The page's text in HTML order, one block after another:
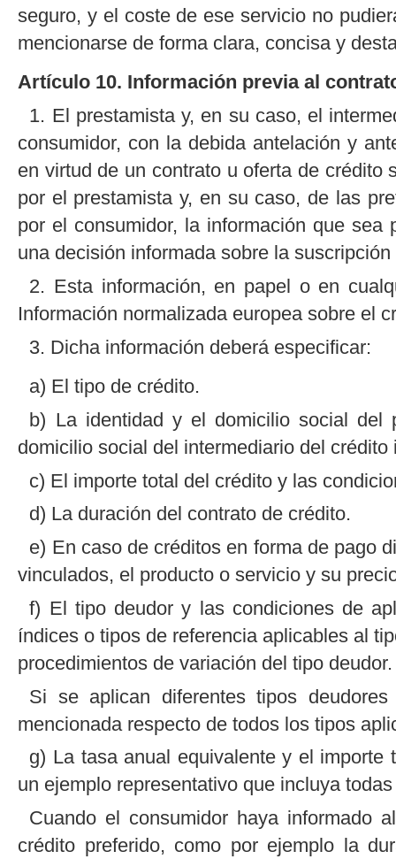
seguro, y el coste de ese servicio no
mencionarse de forma clara, concisa y
Artículo 10. Información previa al
1. El prestamista y, en su caso, el
consumidor, con la debida antelación y
en virtud de un contrato u oferta de
por el prestamista y, en su caso, de las
por el consumidor, la información que
una decisión informada sobre la
2. Esta información, en papel o en
Información normalizada europea sobre el
3. Dicha información deberá especificar:
a) El tipo de crédito.
b) La identidad y el domicilio social
domicilio social del intermediario del crédito
c) El importe total del crédito y las
d) La duración del contrato de crédito.
e) En caso de créditos en forma de pago
vinculados, el producto o servicio y su
f) El tipo deudor y las condiciones de
índices o tipos de referencia aplicables al
procedimientos de variación del tipo deudor.
Si se aplican diferentes tipos
mencionada respecto de todos los tipos
g) La tasa anual equivalente y el importe
un ejemplo representativo que incluya
Cuando el consumidor haya informado
crédito preferido, como por ejemplo la